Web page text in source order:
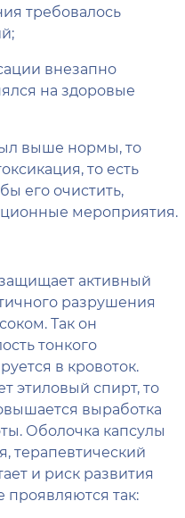
требовалось
внезапно
на здоровые
выше нормы, то
то есть
его очистить,
мероприятия.
активный
разрушения
Так он
тонкого
в кровоток.
этиловый спирт, то
выработка
Оболочка капсулы
терапевтический
и риск развития
проявляются так: